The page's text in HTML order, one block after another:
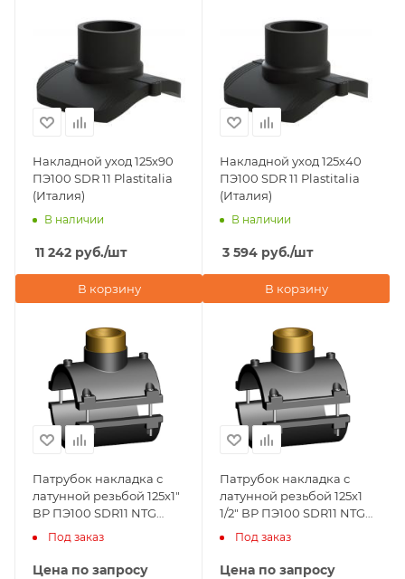
Накладной уход 125х90
ПЭ100 SDR 11 Plastitalia
(Италия)
В наличии
11 242 руб./шт
В корзину
Накладной уход 125х40
ПЭ100 SDR 11 Plastitalia
(Италия)
В наличии
3 594 руб./шт
В корзину
Патрубок накладка с
латунной резьбой 125х1"
ВР ПЭ100 SDR11 NTG
Plastik
Под заказ
Цена по запросу
Патрубок накладка с
латунной резьбой 125х1
1/2" ВР ПЭ100 SDR11 NTG
Plastik
Под заказ
Цена по запросу